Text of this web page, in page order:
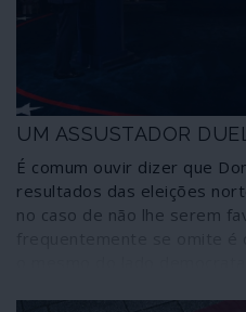
UM ASSUSTADOR
É comum ouvir dizer que
resultados das eleições
no caso de não lhe serem